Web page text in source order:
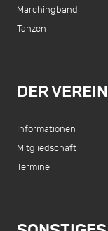
Marchingband
Tanzen
DER VEREIN
Informationen
Mitgliedschaft
Termine